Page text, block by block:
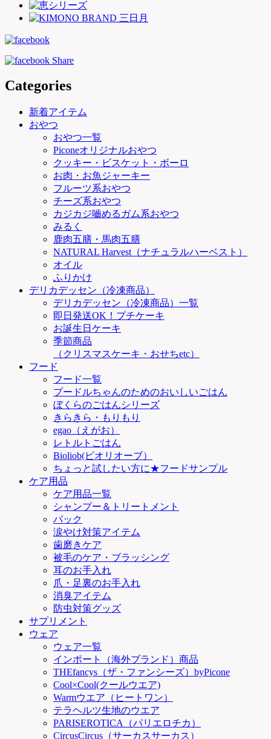
Categories
新着アイテム
おやつ
おやつ一覧
Piconeオリジナルおやつ
クッキー・ビスケット・ボーロ
お肉・お魚ジャーキー
フルーツ系おやつ
チーズ系おやつ
カジカジ嚙めるガム系おやつ
みるく
鹿肉五膳・馬肉五膳
NATURAL Harvest（ナチュラルハーベスト）
オイル
ふりかけ
デリカデッセン（冷凍商品）
デリカデッセン（冷凍商品）一覧
即日発送OK！プチケーキ
お誕生日ケーキ
季節商品
（クリスマスケーキ・おせちetc）
フード
フード一覧
プードルちゃんのためのおいしいごはん
ぼくらのごはんシリーズ
きらきら・もりもり
egao（えがお）
レトルトごはん
Bioliob(ビオリオーブ）
ちょっと試したい方に★フードサンプル
ケア用品
ケア用品一覧
シャンプー＆トリートメント
パック
涙やけ対策アイテム
歯磨きケア
被毛のケア・ブラッシング
耳のお手入れ
爪・足裏のお手入れ
消臭アイテム
防虫対策グッズ
サプリメント
ウェア
ウェア一覧
インポート（海外ブランド）商品
THEfancys（ザ・ファンシーズ）byPicone
Cool×Cool(クールウエア)
Warmウエア（ヒートワン）
テラヘルツ生地のウエア
PARISEROTICA（パリエロチカ）
CircusCircus（サーカスサーカス）